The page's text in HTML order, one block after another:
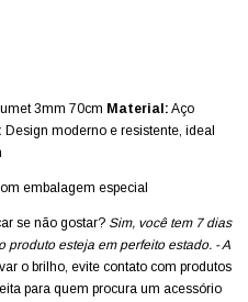
3mm 70cm Material: Aço
Design moderno e resistente, ideal
embalagem especial
se não gostar? Sim, você tem 7 dias
produto esteja em perfeito estado. - A
o brilho, evite contato com produtos
para quem procura um acessório